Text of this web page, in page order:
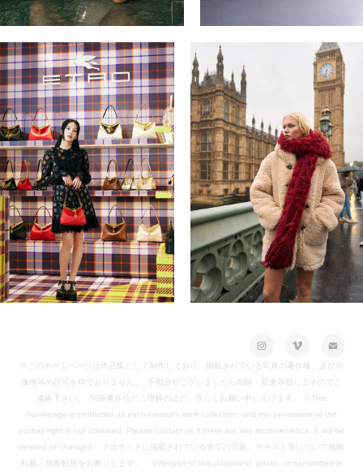
※このホームページは作品集として制作しており、掲載されている写真の著作権、及び肖
像権等の許可を得ておりません。 不都合がございましたら削除・変更等致しますのでご
連絡下さい。 関係者各位のご理解のほど、宜しくお願い申し上げます。 ※This
homepage is produced as each creator’s work collection, and the permission of the
portrait right is not obtained. Please contact us if there are any inconvenience. It will be
deleted or changed. ※当サイトに掲載されている全ての写真、テキスト等について無断
転載・無断転用をお断りします。 ※No part of this document, photo, or transmitted in